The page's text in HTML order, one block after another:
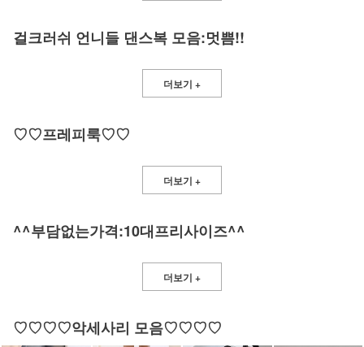
걸크러쉬 언니들 댄스복 모음:멋쁨!!
더보기 +
♡♡프레피룩♡♡
더보기 +
^^부담없는가격:10대프리사이즈^^
더보기 +
♡♡♡♡악세사리 모음♡♡♡♡